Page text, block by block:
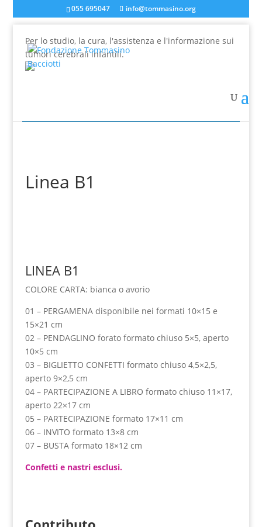
mail a info@tommasino.org o chiamare lo 055 695047
055 695047 info@tommasino.org
Per lo studio, la cura, l'assistenza e l'informazione sui
tumori cerebrali infantili.
Linea B1
LINEA B1
COLORE CARTA: bianca o avorio
01 – PERGAMENA disponibile nei formati 10×15 e
15×21 cm
02 – PENDAGLINO forato formato chiuso 5×5, aperto
10×5 cm
03 – BIGLIETTO CONFETTI formato chiuso 4,5×2,5,
aperto 9×2,5 cm
04 – PARTECIPAZIONE A LIBRO formato chiuso 11×17,
aperto 22×17 cm
05 – PARTECIPAZIONE formato 17×11 cm
06 – INVITO formato 13×8 cm
07 – BUSTA formato 18×12 cm
Confetti e nastri esclusi.